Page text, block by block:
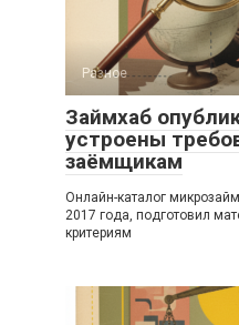
Разное
Займхаб
устроены
заёмщикам
Онлайн-каталог
2017 года, подготовил
критериям